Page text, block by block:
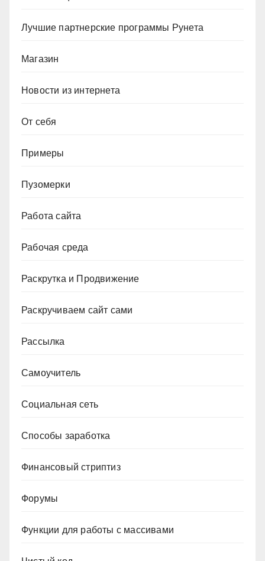
Лучшие партнерские программы Рунета
Магазин
Новости из интернета
От себя
Примеры
Пузомерки
Работа сайта
Рабочая среда
Раскрутка и Продвижение
Раскручиваем сайт сами
Рассылка
Самоучитель
Социальная сеть
Способы заработка
Финансовый стриптиз
Форумы
Функции для работы с массивами